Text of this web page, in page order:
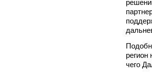
регион
чего